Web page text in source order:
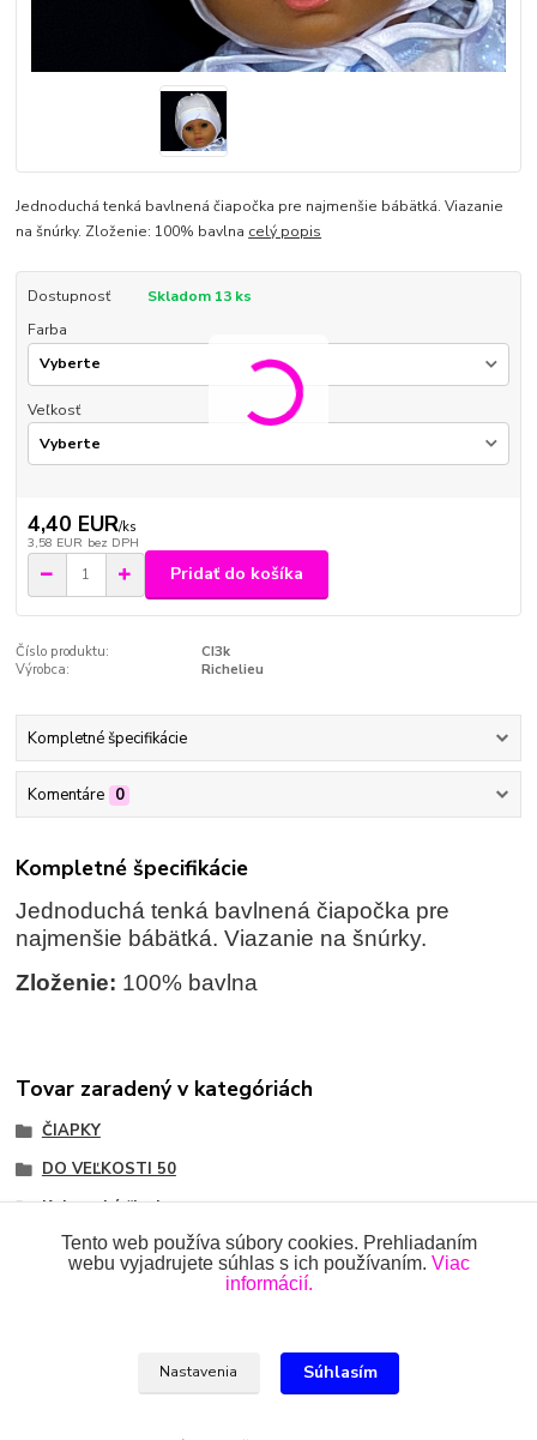
Jednoduchá tenká bavlnená čiapočka pre najmenšie bábätká. Viazanie
na šnúrky. Zloženie: 100% bavlna celý popis
Dostupnosť
Skladom 13 ks
Farba
Veľkosť
4,40 EUR/ks
3,58 EUR bez DPH
Pridať do košíka
Číslo produktu:
CI3k
Výrobca:
Richelieu
Kompletné špecifikácie
Komentáre 0
Kompletné špecifikácie
Jednoduchá tenká bavlnená čiapočka pre
najmenšie bábätká. Viazanie na šnúrky.
Zloženie: 100% bavlna
Tovar zaradený v kategóriách
ČIAPKY
DO VEĽKOSTI 50
Kojenecké čiapky
Ing.Miroslava Dvorščáková, Kružlová 110, 090 02 Kružlová,
Tento web používa súbory cookies. Prehliadaním
webu vyjadrujete súhlas s ich používaním. Viac
informácií.
Nastavenia Súhlasím